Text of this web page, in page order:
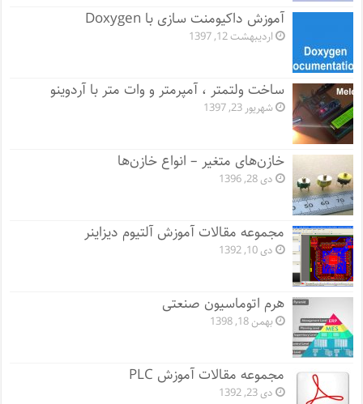
آموزش داکیومنت سازی با Doxygen
اردیبهشت 12, 1397
ساخت ولتمتر ، آمپرمتر و وات متر با آردوینو
شهریور 23, 1397
خازن‌های متغیر – انواع خازن‌ها
دی 28, 1396
مجموعه مقالات آموزش آلتیوم دیزاینر
دی 10, 1392
هرم اتوماسیون صنعتی
بهمن 18, 1398
مجموعه مقالات آموزش PLC
دی 23, 1392